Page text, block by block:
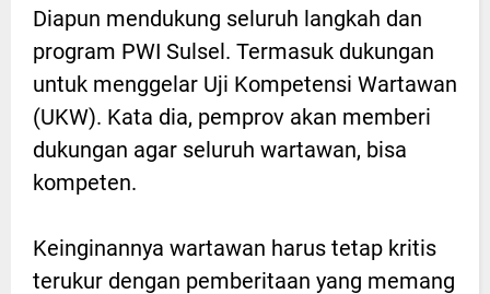
Diapun mendukung seluruh langkah dan
program PWI Sulsel. Termasuk dukungan
untuk menggelar Uji Kompetensi Wartawan
(UKW). Kata dia, pemprov akan memberi
dukungan agar seluruh wartawan, bisa
kompeten.
Keinginannya wartawan harus tetap kritis
terukur dengan pemberitaan yang memang